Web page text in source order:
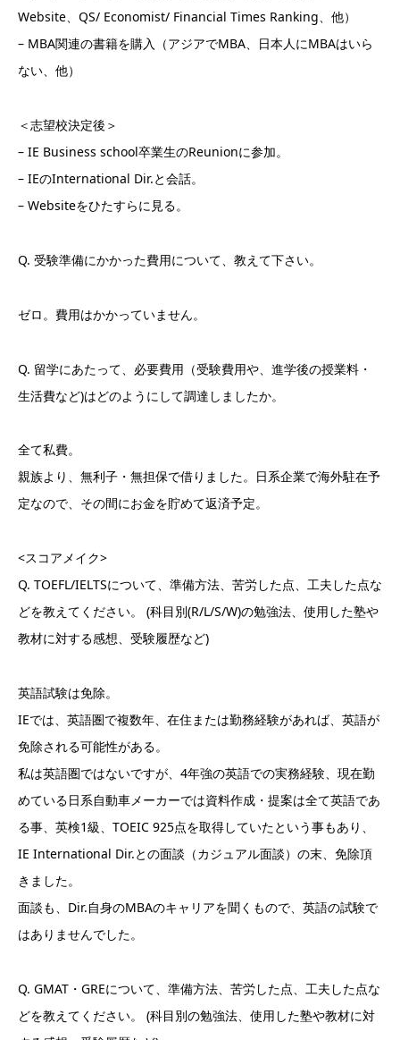
Website、QS/ Economist/ Financial Times Ranking、他）
– MBA関連の書籍を購入（アジアでMBA、日本人にMBAはいら
ない、他）
＜志望校決定後＞
– IE Business school卒業生のReunionに参加。
– IEのInternational Dir.と会話。
– Websiteをひたすらに見る。
Q. 受験準備にかかった費用について、教えて下さい。
ゼロ。費用はかかっていません。
Q. 留学にあたって、必要費用（受験費用や、進学後の授業料・
生活費など)はどのようにして調達しましたか。
全て私費。
親族より、無利子・無担保で借りました。日系企業で海外駐在予
定なので、その間にお金を貯めて返済予定。
<スコアメイク>
Q. TOEFL/IELTSについて、準備方法、苦労した点、工夫した点な
どを教えてください。 (科目別(R/L/S/W)の勉強法、使用した塾や
教材に対する感想、受験履歴など)
英語試験は免除。
IEでは、英語圏で複数年、在住または勤務経験があれば、英語が
免除される可能性がある。
私は英語圏ではないですが、4年強の英語での実務経験、現在勤
めている日系自動車メーカーでは資料作成・提案は全て英語であ
る事、英検1級、TOEIC 925点を取得していたという事もあり、
IE International Dir.との面談（カジュアル面談）の末、免除頂
きました。
面談も、Dir.自身のMBAのキャリアを聞くもので、英語の試験で
はありませんでした。
Q. GMAT・GREについて、準備方法、苦労した点、工夫した点な
どを教えてください。 (科目別の勉強法、使用した塾や教材に対